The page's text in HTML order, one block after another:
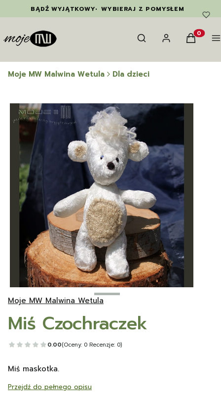
BĄDŹ WYJĄTKOWY• WYBIERAJ Z POMYSŁEM
Otwórz wyszukiwarkę
Szukaj Zaloguj sięKoszyk
Moje MW Malwina Wetula Dla dzieci
Moje MW Malwina Wetula
Miś Czochraczek
0.00(Oceny: 0 Recenzje: 0)
Miś maskotka.
Przejdź do pełnego opisu